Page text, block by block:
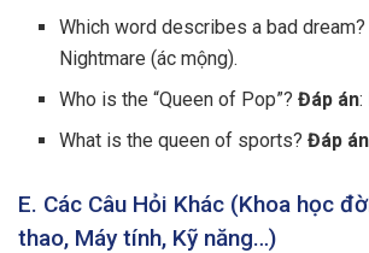
Which word describes a bad
Nightmare (ác mộng).
Who is the “Queen of Pop”?Đáp án:
What is the queen of sports?Đáp án
E. Các Câu Hỏi Khác (Khoa học
thao, Máy tính, Kỹ năng…)